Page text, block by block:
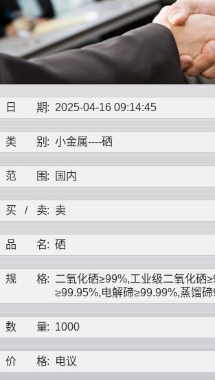
日 期: 2025-04-16 09:14:45
类 别 : 小金属----硒
范 围: 国内
买 / 卖: 卖
品 名: 硒
规 格: 二氧化硒≥99%,工业级二氧化硒
≥99.95%,电解碲≥99.99%,蒸馏
数 量: 1000
价 格: 电议